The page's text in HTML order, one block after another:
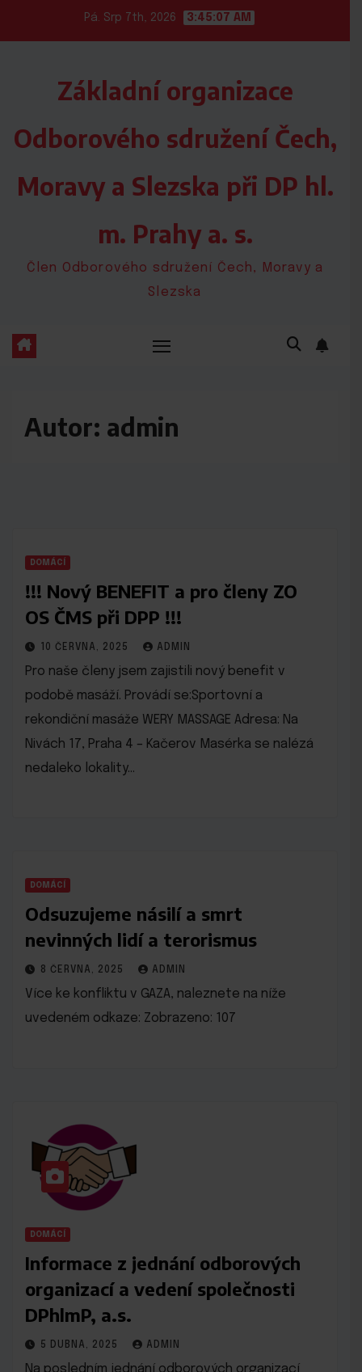
Pá. Srp 7th, 2026 3:45:08 AM
Základní organizace
Odborového sdružení Čech,
Moravy a Slezska při DP hl.
m. Prahy a. s.
Člen Odborového sdružení Čech, Moravy a
Slezska
Autor: admin
DOMÁCÍ
!!! Nový BENEFIT a pro členy ZO
OS ČMS při DPP !!!
10 ČERVNA, 2025 ADMIN
Pro naše členy jsem zajistili nový benefit v
podobě masáží. Provádí se:Sportovní a
rekondiční masáže WERY MASSAGE Adresa: Na
Nivách 17, Praha 4 – Kačerov Masérka se nalézá
nedaleko lokality…
DOMÁCÍ
Odsuzujeme násilí a smrt
nevinných lidí a terorismus
8 ČERVNA, 2025 ADMIN
Více ke konfliktu v GAZA, naleznete na níže
uvedeném odkaze: Zobrazeno: 107
DOMÁCÍ
Informace z jednání odborových
organizací a vedení společnosti
DPhlmP, a.s.
5 DUBNA, 2025 ADMIN
Na posledním jednání odborových organizací